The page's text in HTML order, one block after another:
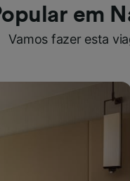
em
Vamos fazer esta